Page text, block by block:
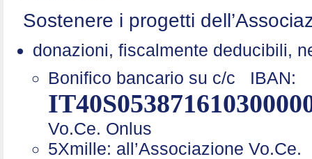
Sostenere i progetti
donazioni, fiscalmente deducibili,
Bonifico bancario su c/c IBAN:
Vo.Ce. Onlus
5Xmille: all’Associazione